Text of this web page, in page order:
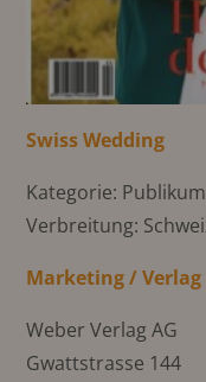
Swiss Wedding
Kategorie:
Verbreitung:
Marketing / Verlag
Weber Verlag AG
Gwattstrasse 144